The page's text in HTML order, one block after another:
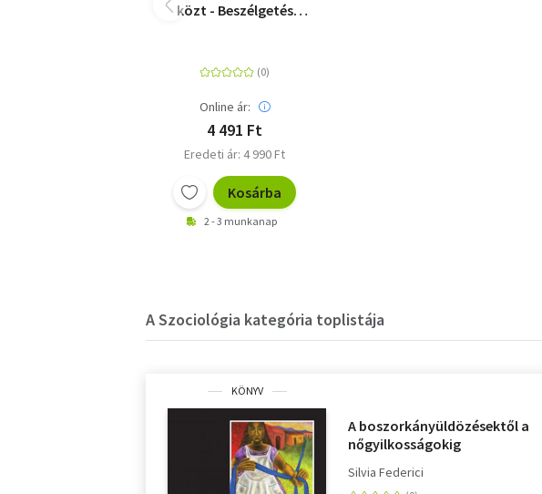
közt - Beszélgetés
Online ár:
4 491 Ft
Eredeti ár: 4 990 Ft
Kosárba
2 - 3 munkanap
A Szociológia kategória toplistája
KÖNYV
A boszorkányüldözésektől a
nőgyilkosságokig
Silvia Federici